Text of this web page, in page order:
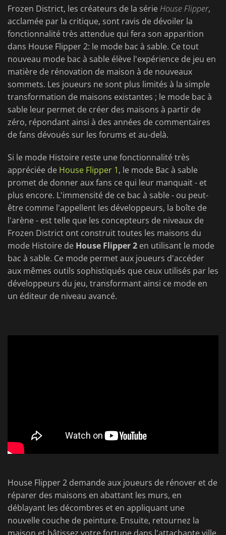
Frozen District, les créateurs de la sérieHouse Flipper,
acclamée par la critique, sont ravis de dévoiler la
fonctionnalité très attendue qui fera son apparition
dans House Flipper 2: le mode bac à sable. Ce tout
nouveau mode bac à sable élève l'expérience de jeu en
matière de rénovation de maison à de nouveaux
sommets. Les joueurs ne sont plus limités à la simple
transformation de maisons existantes ; le mode bac à
sable leur permet de créer des maisons à partir de
zéro, répondant ainsi à des années de commentaires
de fans dévoués sur les forums et au-delà.
Si le mode Histoire reste une fonctionnalité très
appréciée de House Flipper 1, le mode Bac à sable
promet de donner aux fans ce qui leur manquait - et
plus encore. L'immensité de ce bac à sable - ou peut-
être comme l'appellent les développeurs, la boîte de
l'arène - est telle que les concepteurs de niveaux de
Frozen District ont construit toutes les maisons du
mode Histoire de House Flipper 2 en utilisant le mode
bac à sable. Ce mode permet aux joueurs d'accéder
aux mêmes outils sophistiqués que ceux utilisés par les
développeurs du jeu, transformant ainsi ce mode en
un éditeur de niveau avancé.
House Flipper 2 demande aux joueurs de rénover et de
réparer des maisons en abattant les murs, en
déblayant les décombres et en appliquant une
nouvelle couche de peinture. Ensuite, retournez la